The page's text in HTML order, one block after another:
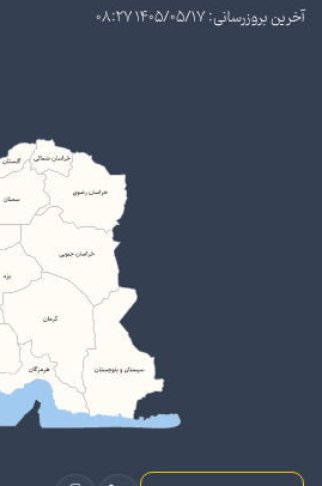
آخرین بروزرسانی: 1405/05/17 08:27